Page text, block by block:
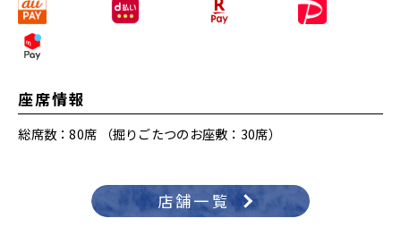
座席情報
総席数：80席 （掘りごたつのお座敷：30席）
店舗一覧